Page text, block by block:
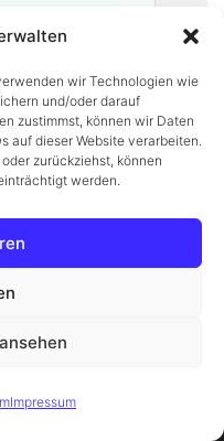
wir Technologien wie
und/oder darauf
zustimmst, können wir Daten
auf dieser Website verarbeiten.
zurückziehst, können
werden.
Impressum
Verstanden